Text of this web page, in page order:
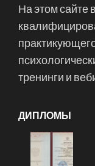
На этом сайте
тренинги и
ДИПЛОМЫ